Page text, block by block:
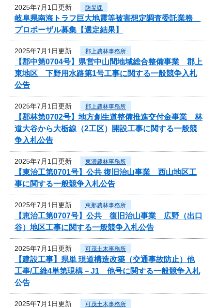
2025年7月1日更新 防災課
岐阜県南海トラフ巨大地震等被害想定調査委託業務
プロポーザル募集【選定結果】
2025年7月1日更新 郡上農林事務所
【郡中第0704号】県営中山間地域総合整備事業 郡上
東地区 下野用水路第1号工事に関する一般競争入札
公告
2025年7月1日更新 郡上農林事務所
【郡林第0702号】地方創生道整備推進交付金事業 林
道大谷から大栃線（2工区）開設工事に関する一般競
争入札公告
2025年7月1日更新 東濃農林事務所
【東治工第0701号】公共 復旧治山事業 西山地区工
事に関する一般競争入札公告
2025年7月1日更新 恵那農林事務所
【恵治工第0707号】公共 復旧治山事業 広野（出口
谷）地区工事に関する一般競争入札公告
2025年7月1日更新 可茂土木事務所
【建設工事】県単 現道構造改築（交通事故防止）他
工事/工維4単第現構－J1 他号に関する一般競争入札
公告
2025年7月1日更新 可茂土木事務所